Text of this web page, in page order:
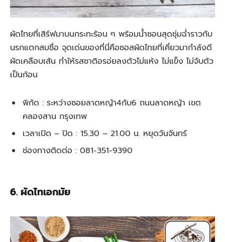
ผัดไทยที่เสิร์ฟมาบนกระทะร้อน ๆ พร้อมน้ำซอนสุดชุ่มฉ่ำราวกับ
นรกแตกสมชื่อ จุดเด่นของที่นี่คือซอสผัดไทยที่เคี่ยวมากำลังดี
ผัดเคลือบเส้น ทำให้รสชาติอรอ่ยลงตัวไม่แห้ง ไม่แข็ง ไม่จับตัว
เป็นก้อน
พิกัด : ระหว่างซอยลาดหญ้า4กับ6 ถนนลาดหญ้า เขต
คลองสาน กรุงเทพ
เวลาเปิด – ปิด : 15.30 – 21.00 น. หยุดวันจันทร์
ช่องทางติดต่อ : 081-351-9390
6. ผัดไทเอกมัย